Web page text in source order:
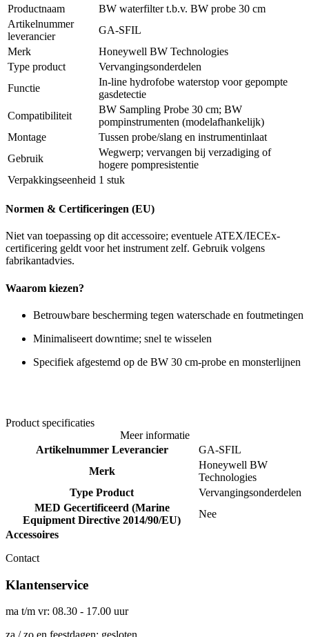
Productnaam
BW waterfilter t.b.v. BW probe 30 cm
Artikelnummer
leverancier
GA-SFIL
Merk
Honeywell BW Technologies
Type product
Vervangingsonderdelen
Functie
In-line hydrofobe waterstop voor gepompte
gasdetectie
Compatibiliteit
BW Sampling Probe 30 cm; BW
pompinstrumenten (modelafhankelijk)
Montage
Tussen probe/slang en instrumentinlaat
Gebruik
Wegwerp; vervangen bij verzadiging of
hogere pompresistentie
Verpakkingseenheid 1 stuk
Normen & Certificeringen (EU)
Niet van toepassing op dit accessoire; eventuele ATEX/IECEx-
certificering geldt voor het instrument zelf. Gebruik volgens
fabrikantadvies.
Waarom kiezen?
Betrouwbare bescherming tegen waterschade en foutmetingen
Minimaliseert downtime; snel te wisselen
Specifiek afgestemd op de BW 30 cm-probe en monsterlijnen
Product specificaties
Meer informatie
Artikelnummer Leverancier
GA-SFIL
Merk
Honeywell BW
Technologies
Type Product
Vervangingsonderdelen
MED Gecertificeerd (Marine
Equipment Directive 2014/90/EU)
Nee
Accessoires
Contact
Klantenservice
ma t/m vr: 08.30 - 17.00 uur